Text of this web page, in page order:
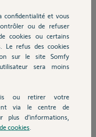
! Car je ne trouve pas, et je
discussion
confidentialité et vous
ou de refuser
cookies ou certains
Le refus des cookies
sur le site Somfy
sera moins
ou retirer votre
via le centre de
plus d’informations,
cookies